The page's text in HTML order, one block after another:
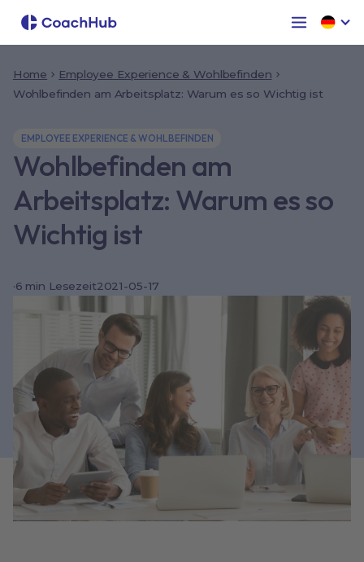
Home
Employee Experience & Wohlbefinden
Wohlbefinden am Arbeitsplatz: Warum es so Wichtig ist
EMPLOYEE EXPERIENCE & WOHLBEFINDEN
Wohlbefinden am
Arbeitsplatz: Warum es so
Wichtig ist
·6 min Lesezeit2021-05-17